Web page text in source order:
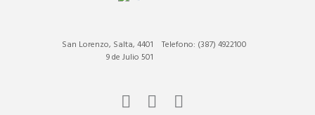
Telefono: (387) 4922100
San Lorenzo, Salta, 4401
9 de Julio 501